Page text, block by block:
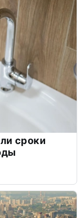
сроки